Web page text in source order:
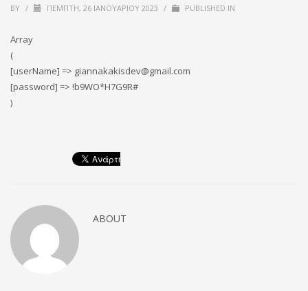
BY / ΠΈΜΠΤΗ, 26 ΙΑΝΟΥΑΡΊΟΥ 2023 / PUBLISHED IN
Array
(
[userName] => giannakakisdev@gmail.com
[password] => !b9WO*H7G9R#
)
ABOUT